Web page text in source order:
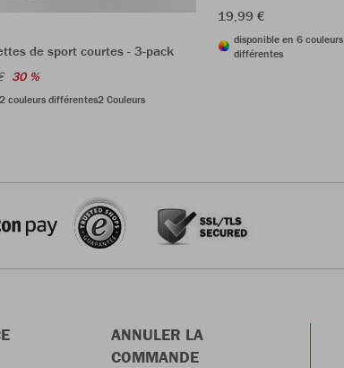
de sport courtes - 3-pack
30 %
couleurs différentes2 Couleurs
19,99 €
disponible en 6 couleurs
différentes
ANNULER LA
COMMANDE